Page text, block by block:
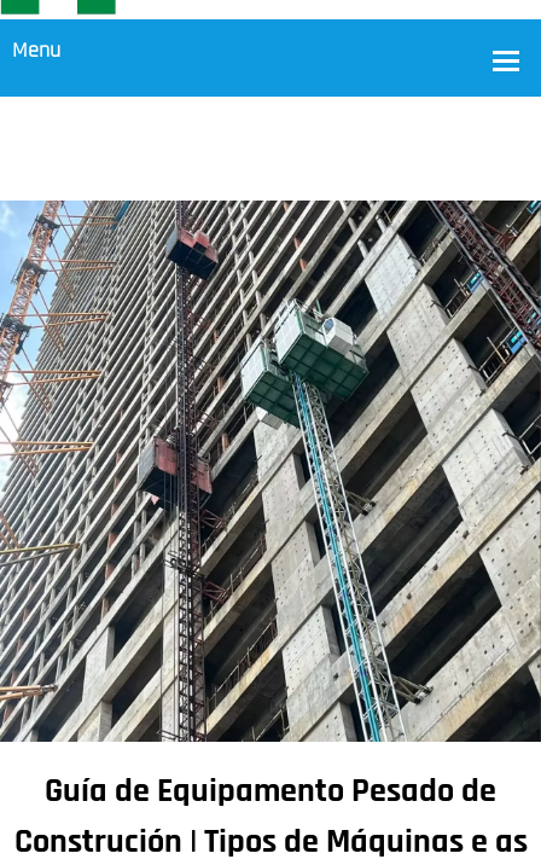
Guía de Equipamento Pesado de
Construción | Tipos de Máquinas e as